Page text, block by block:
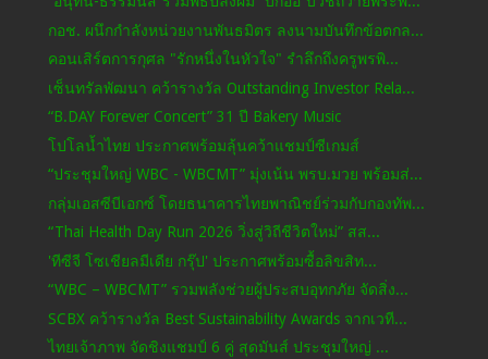
กอช. ผนึกกำลังหน่วยงานพันธมิตร ลงนามบันทึกข้อตกล...
คอนเสิร์ตการกุศล "รักหนึ่งในหัวใจ" รำลึกถึงครูพรพิ...
เซ็นทรัลพัฒนา คว้ารางวัล Outstanding Investor Rela...
“B.DAY Forever Concert” 31 ปี Bakery Music
โปโลน้ำไทย ประกาศพร้อมลุ้นคว้าแชมป์ซีเกมส์
“ประชุมใหญ่ WBC - WBCMT” มุ่งเน้น พรบ.มวย พร้อมส่...
กลุ่มเอสซีบีเอกซ์ โดยธนาคารไทยพาณิชย์ร่วมกับกองทัพ...
“Thai Health Day Run 2026 วิ่งสู่วิถีชีวิตใหม่” สส...
'ทีซีจี โซเชียลมีเดีย กรุ๊ป' ประกาศพร้อมซื้อลิขสิท...
“WBC – WBCMT” รวมพลังช่วยผู้ประสบอุทกภัย จัดสิ่ง...
SCBX คว้ารางวัล Best Sustainability Awards จากเวที...
ไทยเจ้าภาพ จัดชิงแชมป์ 6 คู่ สุดมันส์ ประชุมใหญ่ ...